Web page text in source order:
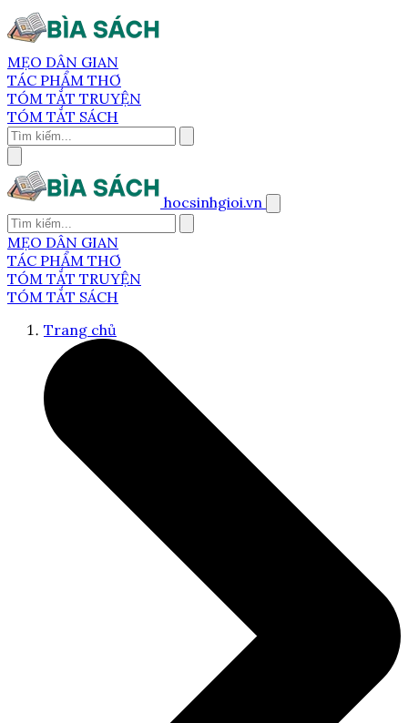
MẸO DÂN GIAN
TÁC PHẨM THƠ
TÓM TẮT TRUYỆN
TÓM TẮT SÁCH
hocsinhgioi.vn
MẸO DÂN GIAN
TÁC PHẨM THƠ
TÓM TẮT TRUYỆN
TÓM TẮT SÁCH
Trang chủ